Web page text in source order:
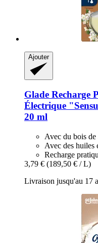
Ajouter
Glade Recharge
Électrique
20 ml
Avec du bois de
Avec des huiles
Recharge
3,79 € (189,50 € / L)
Livraison jusqu'au 17